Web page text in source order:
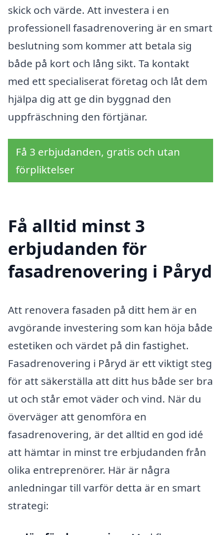
skick och värde. Att investera i en
professionell fasadrenovering är en smart
beslutning som kommer att betala sig
både på kort och lång sikt. Ta kontakt
med ett specialiserat företag och låt dem
hjälpa dig att ge din byggnad den
uppfräschning den förtjänar.
Få 3 erbjudanden, gratis och utan
förpliktelser
Få alltid minst 3
erbjudanden för
fasadrenovering i Påryd
Att renovera fasaden på ditt hem är en
avgörande investering som kan höja både
estetiken och värdet på din fastighet.
Fasadrenovering i Påryd är ett viktigt steg
för att säkerställa att ditt hus både ser bra
ut och står emot väder och vind. När du
överväger att genomföra en
fasadrenovering, är det alltid en god idé
att hämtar in minst tre erbjudanden från
olika entreprenörer. Här är några
anledningar till varför detta är en smart
strategi: